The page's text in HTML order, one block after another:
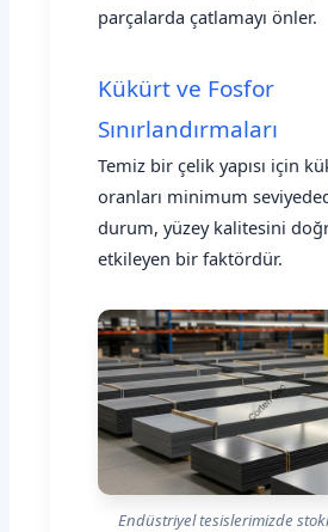
parçalarda çatlamayı önler.
Kükürt ve Fosfor
Sınırlandırmaları
Temiz bir çelik yapısı için
oranları minimum
durum, yüzey kalitesini
etkileyen bir faktördür.
Endüstriyel tesislerimizde